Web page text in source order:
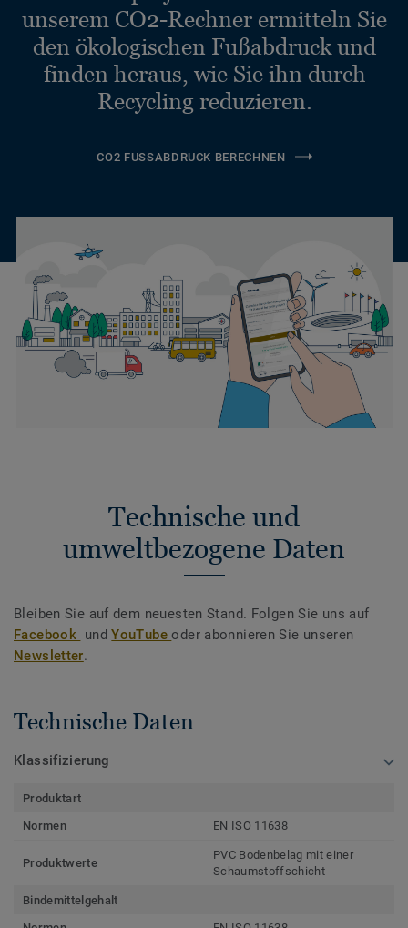
unserem CO2-Rechner ermitteln Sie
den ökologischen Fußabdruck und
finden heraus, wie Sie ihn durch
Recycling reduzieren.
CO2 FUSSABDRUCK BERECHNEN
Technische und
umweltbezogene Daten
Bleiben Sie auf dem neuesten Stand. Folgen Sie uns auf
Facebook undYouTubeoder abonnieren Sie unseren
Newsletter.
Technische Daten
Klassifizierung
Produktart
Normen
EN ISO 11638
Produktwerte
PVC Bodenbelag mit einer
Schaumstoffschicht
Bindemittelgehalt